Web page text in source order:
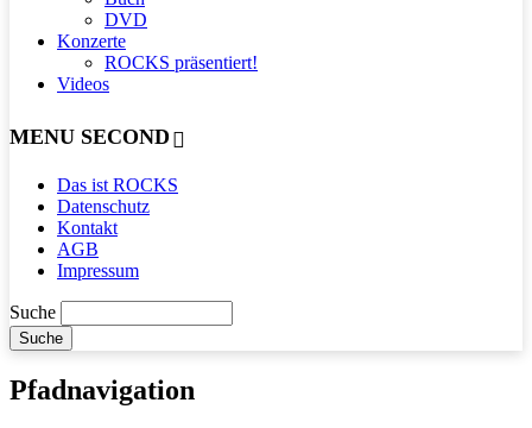
DVD
Konzerte
ROCKS präsentiert!
Videos
MENU SECOND
Das ist ROCKS
Datenschutz
Kontakt
AGB
Impressum
Suche
Pfadnavigation